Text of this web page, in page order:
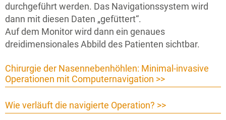
durchgeführt werden. Das Navigationssystem wird
dann mit diesen Daten „gefüttert“.
Auf dem Monitor wird dann ein genaues
dreidimensionales Abbild des Patienten sichtbar.
Chirurgie der Nasennebenhöhlen: Minimal-invasive
Operationen mit Computernavigation >>
Wie verläuft die navigierte Operation? >>